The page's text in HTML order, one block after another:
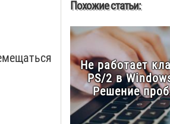
Похожие статьи:
Не работает
PS/2 в
Решение